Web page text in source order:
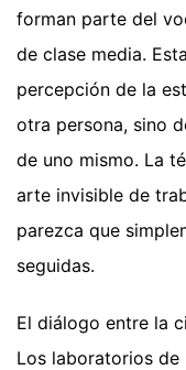
forman parte del
de clase media.
percepción de la
otra persona, sino
de uno mismo. La
arte invisible de
parezca que
seguidas.
El diálogo entre la
Los laboratorios